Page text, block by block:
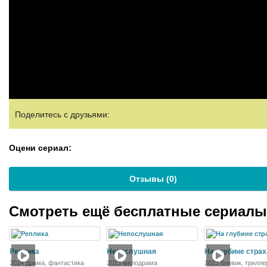
Поделитесь с друзьями:
Оцени сериал:
Отзывы (0)
Смотреть ещё бесплатные
Реплика
2024 драма, фантастика
Непослушная
2023 мелодрама
На глубине
2023 боевик,